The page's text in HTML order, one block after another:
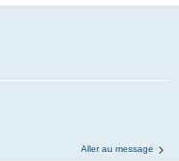
c
Aller au message